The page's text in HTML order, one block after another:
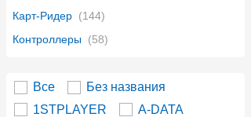
Карт-Ридер (144)
Контроллеры (58)
Все
Без названия
1STPLAYER
A-DATA